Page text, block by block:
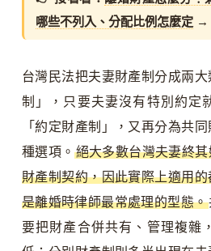
哪些不列入、分配比例怎麼定→
台灣民法把夫妻財產制分成兩
制」，只要夫妻沒有特別約定
「約定財產制」，又再分為共
種選項。絕大多數台灣夫妻終
財產制契約，因此實際上適用
是離婚時律師最常處理的型態。
要把財產合併共有、管理複雜